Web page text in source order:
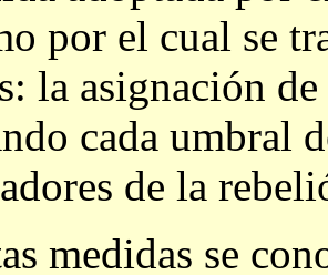
por el cual se
la asignación
cada umbral
de la
medidas se